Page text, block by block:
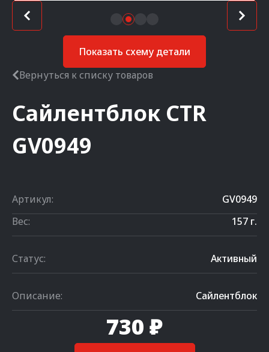
Показать схему детали
Вернуться к списку товаров
Сайлентблок CTR
GV0949
Артикул:
GV0949
Вес:
157 г.
Статус: Активный
Описание: Сайлентблок
730 ₽